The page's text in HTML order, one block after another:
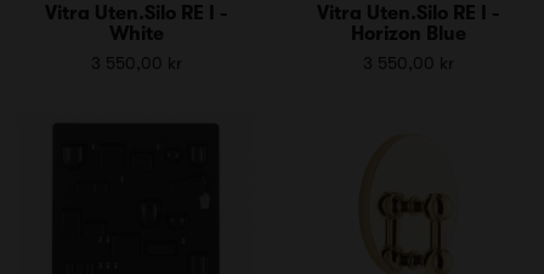
Vitra Uten.Silo RE I -
White
3 550,00 kr
Vitra Uten.Silo RE I -
Horizon Blue
3 550,00 kr